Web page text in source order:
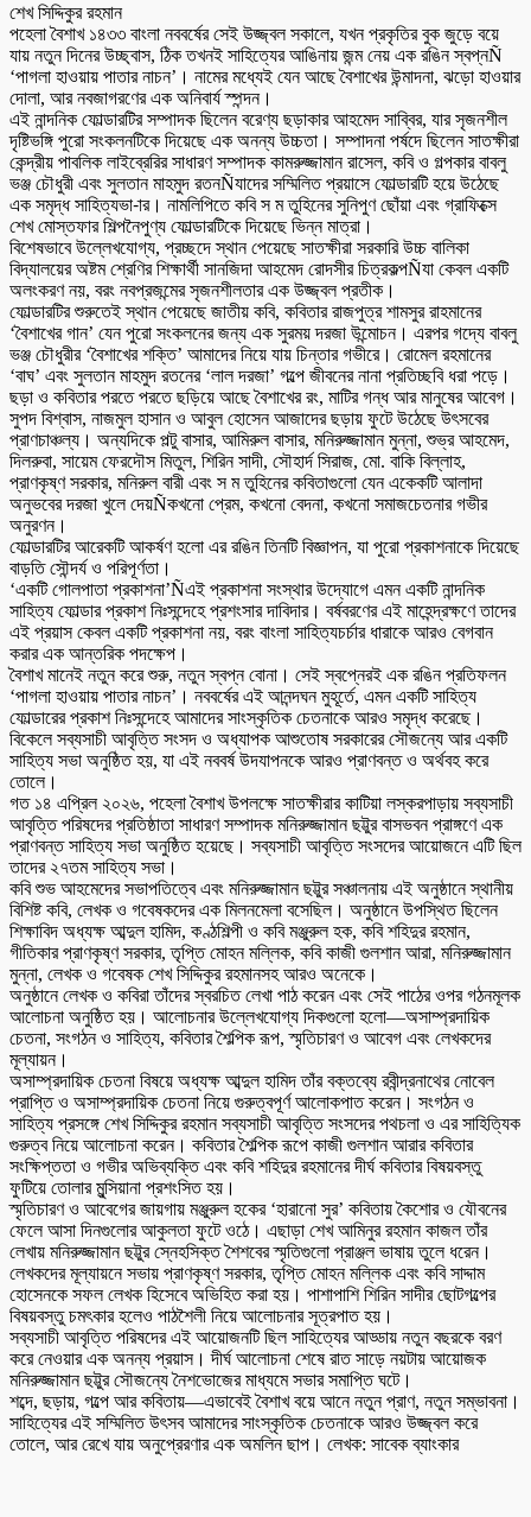
শেখ সিদ্দিকুর রহমান
পহেলা বৈশাখ ১৪৩৩ বাংলা নববর্ষের সেই উজ্জ্বল সকালে, যখন প্রকৃতির বুক জুড়ে বয়ে
যায় নতুন দিনের উচ্ছ্বাস, ঠিক তখনই সাহিত্যের আঙিনায় জন্ম নেয় এক রঙিন স্বপ্নÑ
‘পাগলা হাওয়ায় পাতার নাচন’। নামের মধ্যেই যেন আছে বৈশাখের উন্মাদনা, ঝড়ো হাওয়ার
দোলা, আর নবজাগরণের এক অনিবার্য স্পন্দন।
এই নান্দনিক ফোল্ডারটির সম্পাদক ছিলেন বরেণ্য ছড়াকার আহমেদ সাব্বির, যার সৃজনশীল
দৃষ্টিভঙ্গি পুরো সংকলনটিকে দিয়েছে এক অনন্য উচ্চতা। সম্পাদনা পর্ষদে ছিলেন সাতক্ষীরা
কেন্দ্রীয় পাবলিক লাইব্রেরির সাধারণ সম্পাদক কামরুজ্জামান রাসেল, কবি ও গল্পকার বাবলু
ভঞ্জ চৌধুরী এবং সুলতান মাহমুদ রতনÑযাদের সম্মিলিত প্রয়াসে ফোল্ডারটি হয়ে উঠেছে
এক সমৃদ্ধ সাহিত্যভা-ার। নামলিপিতে কবি স ম তুহিনের সুনিপুণ ছোঁয়া এবং গ্রাফিক্সে
শেখ মোস্তফার শিল্পনৈপুণ্য ফোল্ডারটিকে দিয়েছে ভিন্ন মাত্রা।
বিশেষভাবে উল্লেখযোগ্য, প্রচ্ছদে স্থান পেয়েছে সাতক্ষীরা সরকারি উচ্চ বালিকা
বিদ্যালয়ের অষ্টম শ্রেণির শিক্ষার্থী সানজিদা আহমেদ রোদসীর চিত্রকল্পÑযা কেবল একটি
অলংকরণ নয়, বরং নবপ্রজন্মের সৃজনশীলতার এক উজ্জ্বল প্রতীক।
ফোল্ডারটির শুরুতেই স্থান পেয়েছে জাতীয় কবি, কবিতার রাজপুত্র শামসুর রাহমানের
‘বৈশাখের গান’ যেন পুরো সংকলনের জন্য এক সুরময় দরজা উন্মোচন। এরপর গদ্যে বাবলু
ভঞ্জ চৌধুরীর ‘বৈশাখের শক্তি’ আমাদের নিয়ে যায় চিন্তার গভীরে। রোমেল রহমানের
‘বাঘ’ এবং সুলতান মাহমুদ রতনের ‘লাল দরজা’ গল্পে জীবনের নানা প্রতিচ্ছবি ধরা পড়ে।
ছড়া ও কবিতার পরতে পরতে ছড়িয়ে আছে বৈশাখের রং, মাটির গন্ধ আর মানুষের আবেগ।
সুপদ বিশ্বাস, নাজমুল হাসান ও আবুল হোসেন আজাদের ছড়ায় ফুটে উঠেছে উৎসবের
প্রাণচাঞ্চল্য। অন্যদিকে পল্টু বাসার, আমিরুল বাসার, মনিরুজ্জামান মুন্না, শুভ্র আহমেদ,
দিলরুবা, সায়েম ফেরদৌস মিতুল, শিরিন সাদী, সৌহার্দ সিরাজ, মো. বাকি বিল্লাহ,
প্রাণকৃষ্ণ সরকার, মনিরুল বারী এবং স ম তুহিনের কবিতাগুলো যেন একেকটি আলাদা
অনুভবের দরজা খুলে দেয়Ñকখনো প্রেম, কখনো বেদনা, কখনো সমাজচেতনার গভীর
অনুরণন।
ফোল্ডারটির আরেকটি আকর্ষণ হলো এর রঙিন তিনটি বিজ্ঞাপন, যা পুরো প্রকাশনাকে দিয়েছে
বাড়তি সৌন্দর্য ও পরিপূর্ণতা।
‘একটি গোলপাতা প্রকাশনা’Ñএই প্রকাশনা সংস্থার উদ্যোগে এমন একটি নান্দনিক
সাহিত্য ফোল্ডার প্রকাশ নিঃসন্দেহে প্রশংসার দাবিদার। বর্ষবরণের এই মাহেন্দ্রক্ষণে তাদের
এই প্রয়াস কেবল একটি প্রকাশনা নয়, বরং বাংলা সাহিত্যচর্চার ধারাকে আরও বেগবান
করার এক আন্তরিক পদক্ষেপ।
বৈশাখ মানেই নতুন করে শুরু, নতুন স্বপ্ন বোনা। সেই স্বপ্নেরই এক রঙিন প্রতিফলন
‘পাগলা হাওয়ায় পাতার নাচন’। নববর্ষের এই আনন্দঘন মুহূর্তে, এমন একটি সাহিত্য
ফোল্ডারের প্রকাশ নিঃসন্দেহে আমাদের সাংস্কৃতিক চেতনাকে আরও সমৃদ্ধ করেছে।
বিকেলে সব্যসাচী আবৃত্তি সংসদ ও অধ্যাপক আশুতোষ সরকারের সৌজন্যে আর একটি
সাহিত্য সভা অনুষ্ঠিত হয়, যা এই নববর্ষ উদযাপনকে আরও প্রাণবন্ত ও অর্থবহ করে
তোলে।
গত ১৪ এপ্রিল ২০২৬, পহেলা বৈশাখ উপলক্ষে সাতক্ষীরার কাটিয়া লস্করপাড়ায় সব্যসাচী
আবৃত্তি পরিষদের প্রতিষ্ঠাতা সাধারণ সম্পাদক মনিরুজ্জামান ছট্টুর বাসভবন প্রাঙ্গণে এক
প্রাণবন্ত সাহিত্য সভা অনুষ্ঠিত হয়েছে। সব্যসাচী আবৃত্তি সংসদের আয়োজনে এটি ছিল
তাদের ২৭তম সাহিত্য সভা।
কবি শুভ আহমেদের সভাপতিত্বে এবং মনিরুজ্জামান ছট্টুর সঞ্চালনায় এই অনুষ্ঠানে স্থানীয়
বিশিষ্ট কবি, লেখক ও গবেষকদের এক মিলনমেলা বসেছিল। অনুষ্ঠানে উপস্থিত ছিলেন
শিক্ষাবিদ অধ্যক্ষ আব্দুল হামিদ, কণ্ঠশিল্পী ও কবি মঞ্জুরুল হক, কবি শহিদুর রহমান,
গীতিকার প্রাণকৃষ্ণ সরকার, তৃপ্তি মোহন মল্লিক, কবি কাজী গুলশান আরা, মনিরুজ্জামান
মুন্না, লেখক ও গবেষক শেখ সিদ্দিকুর রহমানসহ আরও অনেকে।
অনুষ্ঠানে লেখক ও কবিরা তাঁদের স্বরচিত লেখা পাঠ করেন এবং সেই পাঠের ওপর গঠনমূলক
আলোচনা অনুষ্ঠিত হয়। আলোচনার উল্লেখযোগ্য দিকগুলো হলো—অসাম্প্রদায়িক
চেতনা, সংগঠন ও সাহিত্য, কবিতার শৈল্পিক রূপ, স্মৃতিচারণ ও আবেগ এবং লেখকদের
মূল্যায়ন।
অসাম্প্রদায়িক চেতনা বিষয়ে অধ্যক্ষ আব্দুল হামিদ তাঁর বক্তব্যে রবীন্দ্রনাথের নোবেল
প্রাপ্তি ও অসাম্প্রদায়িক চেতনা নিয়ে গুরুত্বপূর্ণ আলোকপাত করেন। সংগঠন ও
সাহিত্য প্রসঙ্গে শেখ সিদ্দিকুর রহমান সব্যসাচী আবৃত্তি সংসদের পথচলা ও এর সাহিত্যিক
গুরুত্ব নিয়ে আলোচনা করেন। কবিতার শৈল্পিক রূপে কাজী গুলশান আরার কবিতার
সংক্ষিপ্ততা ও গভীর অভিব্যক্তি এবং কবি শহিদুর রহমানের দীর্ঘ কবিতার বিষয়বস্তু
ফুটিয়ে তোলার মুন্সিয়ানা প্রশংসিত হয়।
স্মৃতিচারণ ও আবেগের জায়গায় মঞ্জুরুল হকের ‘হারানো সুর’ কবিতায় কৈশোর ও যৌবনের
ফেলে আসা দিনগুলোর আকুলতা ফুটে ওঠে। এছাড়া শেখ আমিনুর রহমান কাজল তাঁর
লেখায় মনিরুজ্জামান ছট্টুর স্নেহসিক্ত শৈশবের স্মৃতিগুলো প্রাঞ্জল ভাষায় তুলে ধরেন।
লেখকদের মূল্যায়নে সভায় প্রাণকৃষ্ণ সরকার, তৃপ্তি মোহন মল্লিক এবং কবি সাদ্দাম
হোসেনকে সফল লেখক হিসেবে অভিহিত করা হয়। পাশাপাশি শিরিন সাদীর ছোটগল্পের
বিষয়বস্তু চমৎকার হলেও পাঠশৈলী নিয়ে আলোচনার সূত্রপাত হয়।
সব্যসাচী আবৃত্তি পরিষদের এই আয়োজনটি ছিল সাহিত্যের আড্ডায় নতুন বছরকে বরণ
করে নেওয়ার এক অনন্য প্রয়াস। দীর্ঘ আলোচনা শেষে রাত সাড়ে নয়টায় আয়োজক
মনিরুজ্জামান ছট্টুর সৌজন্যে নৈশভোজের মাধ্যমে সভার সমাপ্তি ঘটে।
শব্দে, ছড়ায়, গল্পে আর কবিতায়—এভাবেই বৈশাখ বয়ে আনে নতুন প্রাণ, নতুন সম্ভাবনা।
সাহিত্যের এই সম্মিলিত উৎসব আমাদের সাংস্কৃতিক চেতনাকে আরও উজ্জ্বল করে
তোলে, আর রেখে যায় অনুপ্রেরণার এক অমলিন ছাপ। লেখক: সাবেক ব্যাংকার